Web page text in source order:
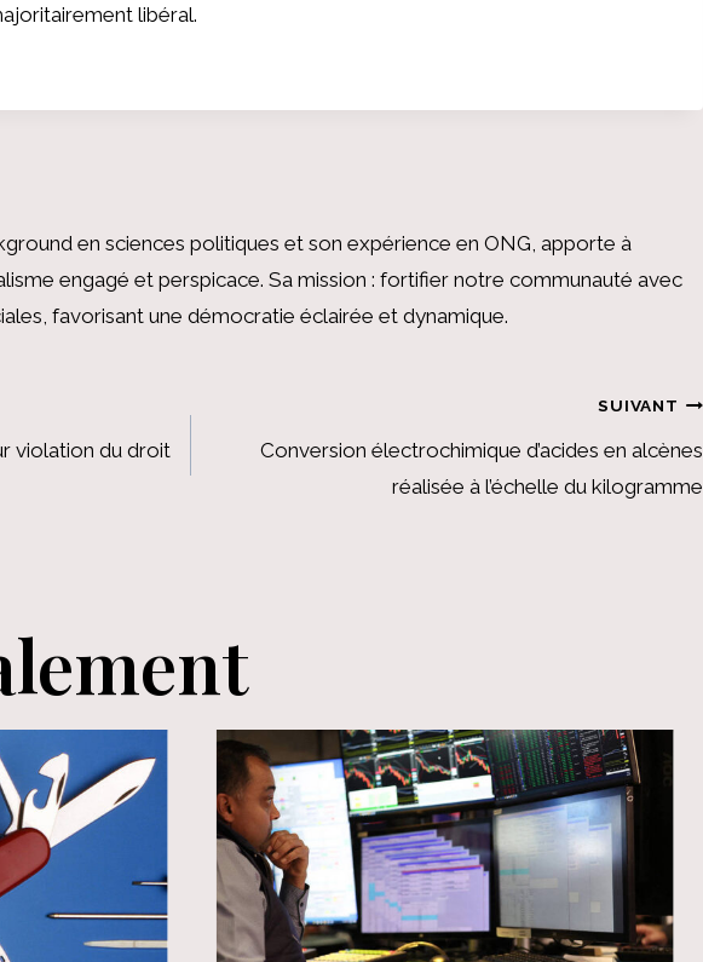
libéral.
en sciences politiques et son expérience en ONG, apporte à
engagé et perspicace. Sa mission : fortifier notre communauté avec
favorisant une démocratie éclairée et dynamique.
violation du droit
SUIVANT
Conversion électrochimique d’acides en alcènes
réalisée à l’échelle du kilogramme